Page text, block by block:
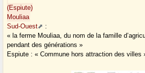
(Espiute)
Mouliaa
Sud-Ouest
:
« la ferme Mouliaa, du nom de la famille
pendant des générations »
Espiute : « Commune hors attraction des villes